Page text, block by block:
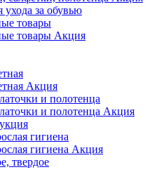
ухода за обувью
товары
товары Акция
Акция
и полотенца
и полотенца Акция
гигиена
гигиена Акция
твердое